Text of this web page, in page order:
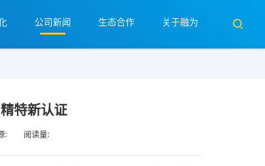
公司新闻 生态合作 关于融为
特新认证
: 阅读量: